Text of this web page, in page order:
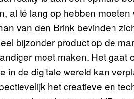
al té lang op hebben moeten
van den Brink bevinden
bijzonder product op de
moet maken. Het gaat
in de digitale wereld kan
het creatieve en